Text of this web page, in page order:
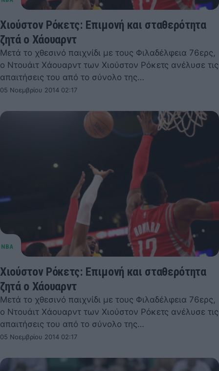
Χιούστον Ρόκετς: Επιμονή και σταθερότητα
ζητά ο Χάουαρντ
Μετά το χθεσινό παιχνίδι με τους Φιλαδέλφεια 76ερς,
ο Ντουάιτ Χάουαρντ των Χιούστον Ρόκετς ανέλυσε τις
απαιτήσεις του από το σύνολο της…
05 Νοεμβρίου 2014 02:17
Χιούστον Ρόκετς: Επιμονή και σταθερότητα
ζητά ο Χάουαρντ
Μετά το χθεσινό παιχνίδι με τους Φιλαδέλφεια 76ερς,
ο Ντουάιτ Χάουαρντ των Χιούστον Ρόκετς ανέλυσε τις
απαιτήσεις του από το σύνολο της…
05 Νοεμβρίου 2014 02:17